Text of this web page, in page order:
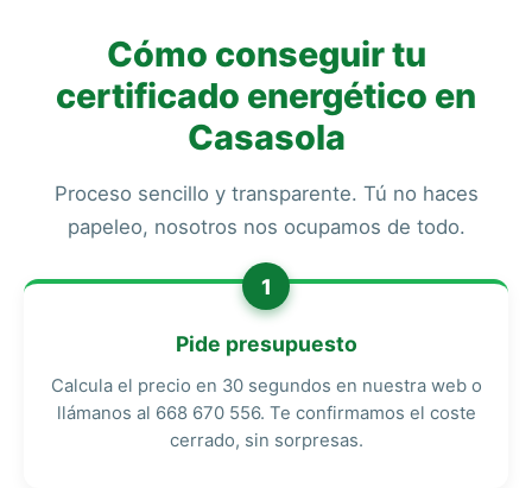
Cómo conseguir tu
certificado energético en
Casasola
Proceso sencillo y transparente. Tú no haces
papeleo, nosotros nos ocupamos de todo.
1
Pide presupuesto
Calcula el precio en 30 segundos en nuestra web o
llámanos al 668 670 556. Te confirmamos el coste
cerrado, sin sorpresas.